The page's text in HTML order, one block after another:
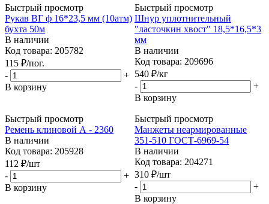
Быстрый просмотр
Рукав ВГ ф 16*23,5 мм (10атм)
бухта 50м
В наличии
Код товара: 205782
115 ₽/пог.
-
+
В корзину
Быстрый просмотр
Шнур уплотнительный
"ласточкин хвост" 18,5*16,5*3
мм
В наличии
Код товара: 209696
540 ₽/кг
-
+
В корзину
Быстрый просмотр
Ремень клиновой А - 2360
В наличии
Код товара: 205928
112 ₽/шт
-
+
В корзину
Быстрый просмотр
Манжеты неармированные
351-510 ГОСТ-6969-54
В наличии
Код товара: 204271
310 ₽/шт
-
+
В корзину